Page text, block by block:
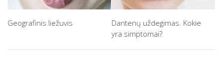
Geografinis liežuvis
Dantenų uždegimas. Kokie
yra simptomai?